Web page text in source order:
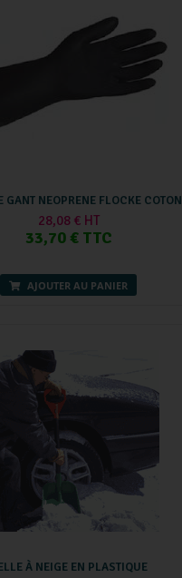
GANT NEOPRENE FLOCKE COTON
28,08 € HT
33,70 € TTC
AJOUTER AU PANIER
À NEIGE EN PLASTIQUE